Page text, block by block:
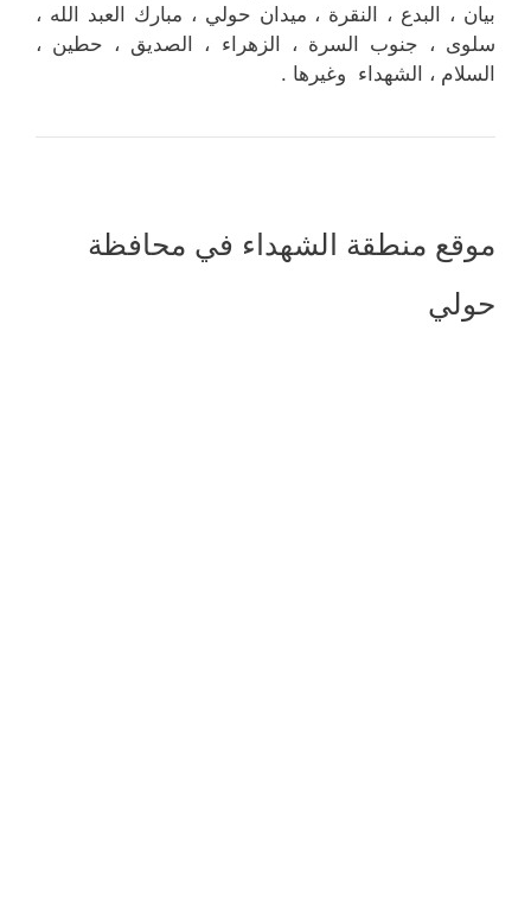
بيان ، البدع ، النقرة ، ميدان حولي ، مبارك العبد الله ،
سلوى ، جنوب السرة ، الزهراء ، الصديق ، حطين ،
السلام ، الشهداء وغيرها .
موقع منطقة الشهداء في محافظة
حولي